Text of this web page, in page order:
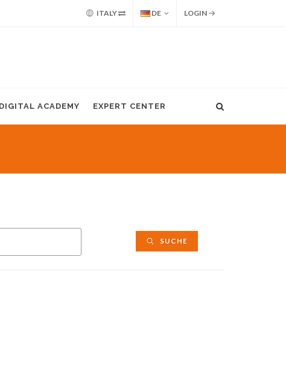
ITALY DE LOGIN
ACADEMY EXPERT CENTER
SUCHE